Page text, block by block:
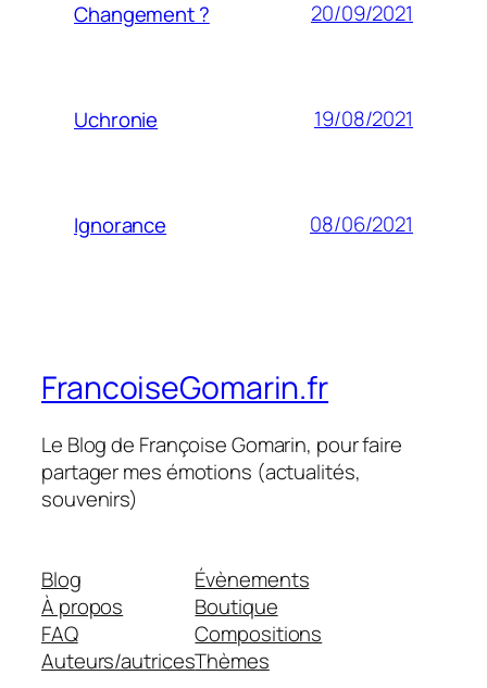
Changement ? 20/09/2021
Uchronie 19/08/2021
Ignorance 08/06/2021
FrancoiseGomarin.fr
Le Blog de Françoise Gomarin, pour faire
partager mes émotions (actualités,
souvenirs)
Blog
À propos
FAQ
Auteurs/autrices
Évènements
Boutique
Compositions
Thèmes